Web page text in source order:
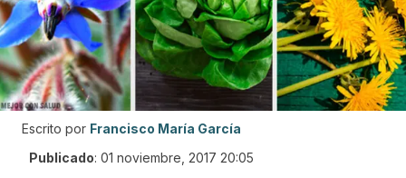
Escrito por Francisco María García
Publicado: 01 noviembre, 2017 20:05